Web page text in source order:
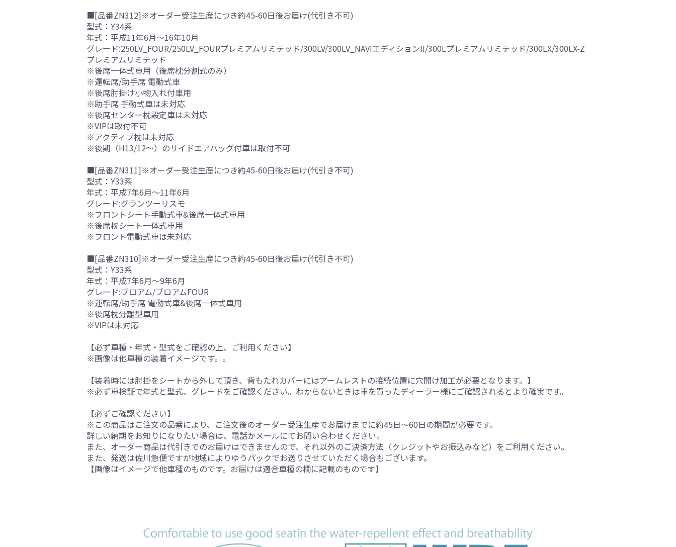
■[品番ZN312]※オーダー受注生産につき約45-60日後お届け(代引き不可)
型式：Y34系
年式：平成11年6月～16年10月
グレード:250LV_FOUR/250LV_FOURプレミアムリミテッド/300LV/300LV_NAVIエディションII/300Lプレミアムリミテッド/300LX/300LX-Z
プレミアムリミテッド
※後席一体式車用（後席枕分割式のみ）
※運転席/助手席 電動式車
※後席肘掛け小物入れ付車用
※助手席 手動式車は未対応
※後席センター枕設定車は未対応
※VIPは取付不可
※アクティブ枕は未対応
※後期（H13/12～）のサイドエアバッグ付車は取付不可
■[品番ZN311]※オーダー受注生産につき約45-60日後お届け(代引き不可)
型式：Y33系
年式：平成7年6月～11年6月
グレード:グランツーリスモ
※フロントシート手動式車&後席一体式車用
※後席枕シート一体式車用
※フロント電動式車は未対応
■[品番ZN310]※オーダー受注生産につき約45-60日後お届け(代引き不可)
型式：Y33系
年式：平成7年6月～9年6月
グレード:ブロアム/ブロアムFOUR
※運転席/助手席 電動式車&後席一体式車用
※後席枕分離型車用
※VIPは未対応
【必ず車種・年式・型式をご確認の上、ご利用ください】
※画像は他車種の装着イメージです。。
【装着時には肘掛をシートから外して頂き、背もたれカバーにはアームレストの接続位置に穴開け加工が必要となります。】
※必ず車検証で年式と型式、グレードをご確認ください。わからないときは車を買ったディーラー様にご確認されるとより確実です。
【必ずご確認ください】
※この商品はご注文の品番により、ご注文後のオーダー受注生産でお届けまでに約45日～60日の期間が必要です。
詳しい納期をお知りになりたい場合は、電話かメールにてお問い合わせください。
また、オーダー商品は代引きでのお届けはできませんので、それ以外のご決済方法（クレジットやお振込みなど）をご利用ください。
また、発送は佐川急便ですが地域によりゆうパックでお送りさせていただく場合もございます。
【画像はイメージで他車種のものです。お届けは適合車種の欄に記載のものです】